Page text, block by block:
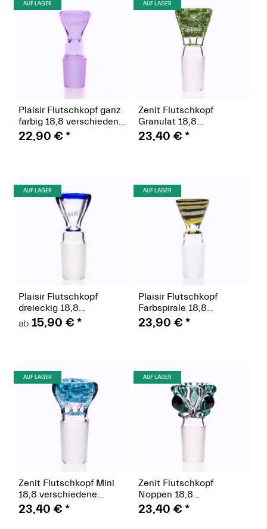
AUF LAGER
Plaisir Flutschkopf ganz
farbig 18,8 verschiedene
Farben
22,90 € *
AUF LAGER
Zenit Flutschkopf
Granulat 18,8
verschiedene Farben
23,40 € *
AUF LAGER (Paket)
Plaisir Flutschkopf
dreieckig 18,8
verschiedene Farben
ab 15,90 € *
AUF LAGER
Plaisir Flutschkopf
Farbspirale 18,8
verschiedene Farben
23,90 € *
AUF LAGER (Paket)
Zenit Flutschkopf Mini
18,8 verschiedene
Farben
23,40 € *
AUF LAGER
Zenit Flutschkopf
Noppen 18,8
verschiedene Farben
23,40 € *